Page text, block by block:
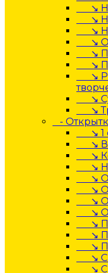
↘
↘
↘
↘
↘
↘
↘
↘
↘
-
↘ 1
↘
↘
↘
↘
↘
↘
↘
↘
↘
↘
↘ С
↘ С